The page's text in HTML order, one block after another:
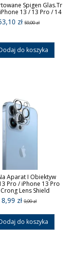
Spigen Glas.Tr
13 / 13 Pro / 14
zł59,00 zł
do koszyka
Aparat I Obiektyw
Pro / iPhone 13 Pro
Lens Shield
8,99 zł 9,99 zł
do koszyka